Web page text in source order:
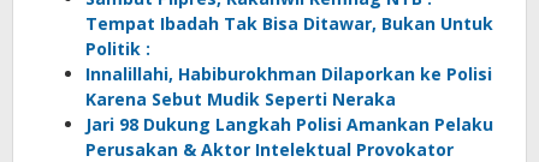
Tempat Ibadah Tak Bisa Ditawar, Bukan Untuk
Politik :
Innalillahi, Habiburokhman Dilaporkan ke Polisi
Karena Sebut Mudik Seperti Neraka
Jari 98 Dukung Langkah Polisi Amankan Pelaku
Perusakan & Aktor Intelektual Provokator